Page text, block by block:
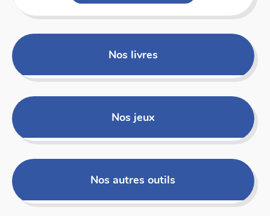
Nos livres
Nos jeux
Nos autres outils